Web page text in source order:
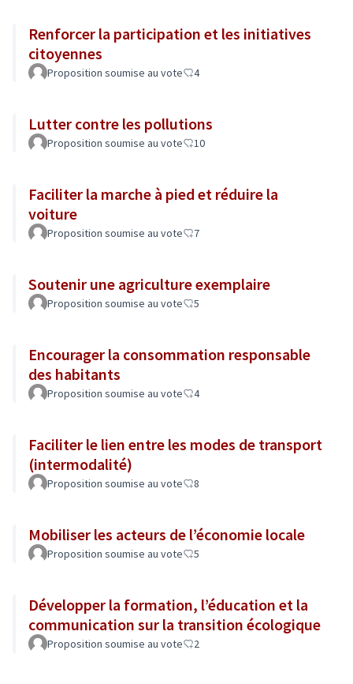
Renforcer la participation et les initiatives
citoyennes
Proposition soumise au vote 4
Lutter contre les pollutions
Proposition soumise au vote 10
Faciliter la marche à pied et réduire la
voiture
Proposition soumise au vote 7
Soutenir une agriculture exemplaire
Proposition soumise au vote 5
Encourager la consommation responsable
des habitants
Proposition soumise au vote 4
Faciliter le lien entre les modes de transport
(intermodalité)
Proposition soumise au vote 8
Mobiliser les acteurs de l’économie locale
Proposition soumise au vote 5
Développer la formation, l’éducation et la
communication sur la transition écologique
Proposition soumise au vote 2